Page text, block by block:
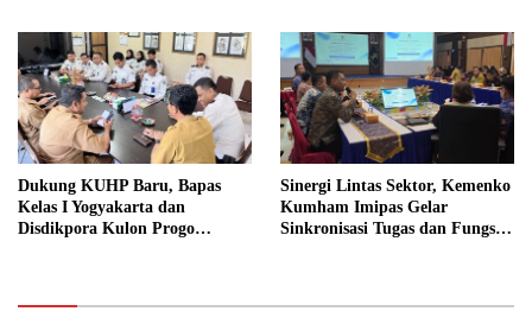
Dukung KUHP Baru, Bapas
Kelas I Yogyakarta dan
Disdikpora Kulon Progo
Sinergi Lintas Sektor, Kemenko
Kumham Imipas Gelar
Sinkronisasi Tugas dan Fungsi